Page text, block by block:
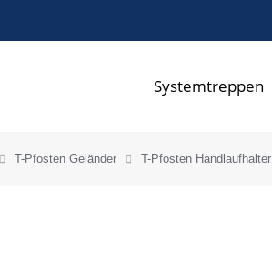
Systemtreppen
T-Pfosten Geländer T-Pfosten Handlaufhalter